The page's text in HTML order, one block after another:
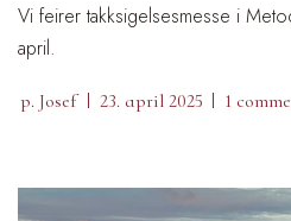
Vi feirer takksigelsesmesse i
april.
p. Josef 23. april 2025 1